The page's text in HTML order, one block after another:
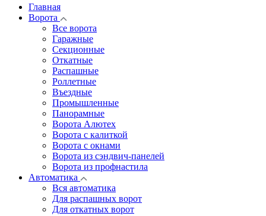
Главная
Ворота
Все ворота
Гаражные
Секционные
Откатные
Распашные
Роллетные
Въездные
Промышленные
Панорамные
Ворота Алютех
Ворота с калиткой
Ворота c окнами
Ворота из сэндвич-панелей
Ворота из профнастила
Автоматика
Вся автоматика
Для распашных ворот
Для откатных ворот